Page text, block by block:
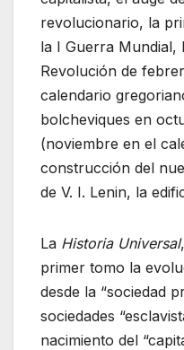
revolucionario, la
la I Guerra Mundial,
Revolución de
calendario
bolcheviques en
(noviembre en el
construcción del
de V. I. Lenin, la
La Historia Universal
primer tomo la
desde la “sociedad
sociedades
nacimiento del